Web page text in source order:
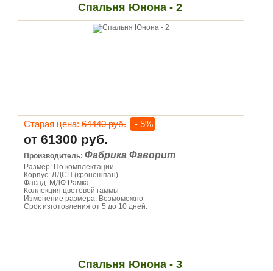
Спальня Юнона - 2
Старая цена: 64440 руб. - 5%
от 61300 руб.
Производитель: Фабрика Фаворит
Размер: По комплектации
Корпус: ЛДСП (кроношпан)
Фасад: МДФ Рамка
Коллекция цветовой гаммы
Изменение размера: Возмоможно
Срок изготовления от 5 до 10 дней.
Спальня Юнона - 3